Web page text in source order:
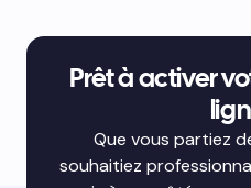
Prêt à activer
Que vous partiez
souhaitiez